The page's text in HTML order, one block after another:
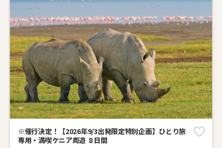
※催行決定！【2026年9/3出発限定特別企画】ひとり旅
専用・満喫ケニア周遊 8 日間